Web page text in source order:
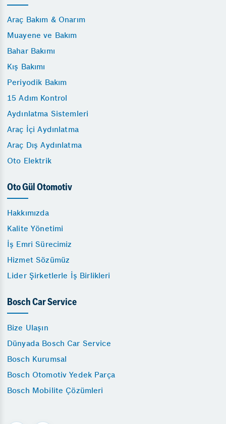
Araç Bakım & Onarım
Muayene ve Bakım
Bahar Bakımı
Kış Bakımı
Periyodik Bakım
15 Adım Kontrol
Aydınlatma Sistemleri
Araç İçi Aydınlatma
Araç Dış Aydınlatma
Oto Elektrik
Oto Gül Otomotiv
Hakkımızda
Kalite Yönetimi
İş Emri Sürecimiz
Hizmet Sözümüz
Lider Şirketlerle İş Birlikleri
Bosch Car Service
Bize Ulaşın
Dünyada Bosch Car Service
Bosch Kurumsal
Bosch Otomotiv Yedek Parça
Bosch Mobilite Çözümleri